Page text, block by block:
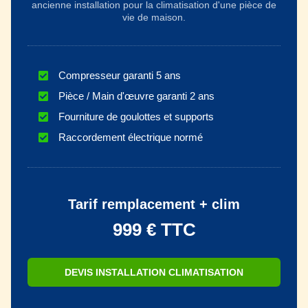
ancienne installation pour la climatisation d'une pièce de
vie de maison.
Compresseur garanti 5 ans
Pièce / Main d'œuvre garanti 2 ans
Fourniture de goulottes et supports
Raccordement électrique normé
Tarif remplacement + clim
999 € TTC
DEVIS INSTALLATION CLIMATISATION